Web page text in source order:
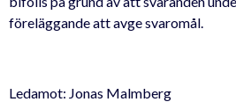
föreläggande att avge svaromål.
Ledamot: Jonas Malmberg